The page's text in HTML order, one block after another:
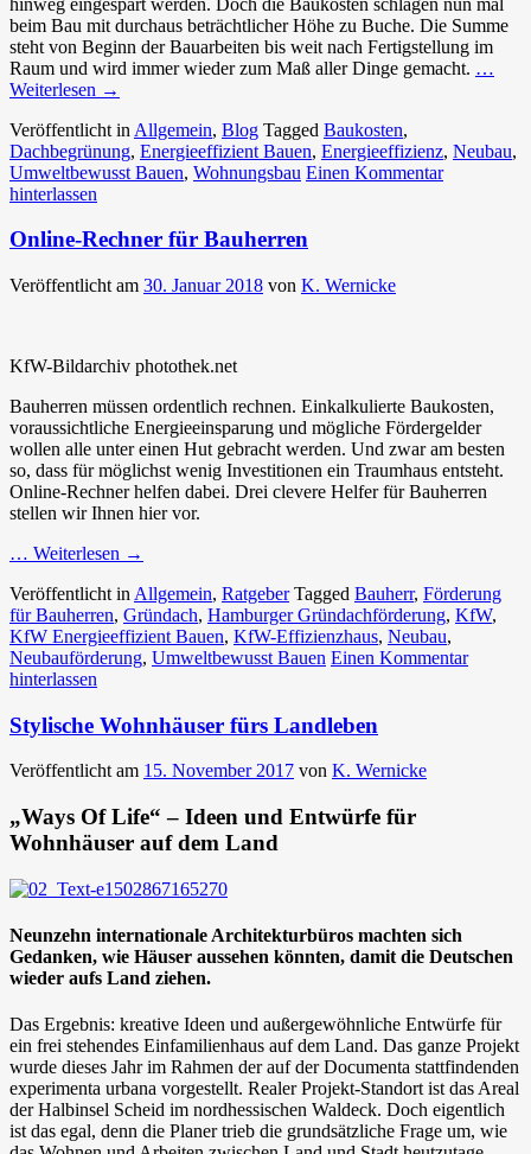
beim Bau mit durchaus beträchtlicher Höhe zu Buche. Die Summe
steht von Beginn der Bauarbeiten bis weit nach Fertigstellung im
Raum und wird immer wieder zum Maß aller Dinge gemacht. …
Weiterlesen →
Veröffentlicht in Allgemein, Blog Tagged Baukosten,
Dachbegrünung, Energieeffizient Bauen, Energieeffizienz, Neubau,
Umweltbewusst Bauen, Wohnungsbau Einen Kommentar
hinterlassen
Online-Rechner für Bauherren
Veröffentlicht am 30. Januar 2018 von K. Wernicke
KfW-Bildarchiv photothek.net
Bauherren müssen ordentlich rechnen. Einkalkulierte Baukosten,
voraussichtliche Energieeinsparung und mögliche Fördergelder
wollen alle unter einen Hut gebracht werden. Und zwar am besten
so, dass für möglichst wenig Investitionen ein Traumhaus entsteht.
Online-Rechner helfen dabei. Drei clevere Helfer für Bauherren
stellen wir Ihnen hier vor.
… Weiterlesen →
Veröffentlicht in Allgemein, Ratgeber Tagged Bauherr, Förderung
für Bauherren, Gründach, Hamburger Gründachförderung, KfW,
KfW Energieeffizient Bauen, KfW-Effizienzhaus, Neubau,
Neubauförderung, Umweltbewusst Bauen Einen Kommentar
hinterlassen
Stylische Wohnhäuser fürs Landleben
Veröffentlicht am 15. November 2017 von K. Wernicke
„Ways Of Life“ – Ideen und Entwürfe für
Wohnhäuser auf dem Land
Neunzehn internationale Architekturbüros machten sich
Gedanken, wie Häuser aussehen könnten, damit die Deutschen
wieder aufs Land ziehen.
Das Ergebnis: kreative Ideen und außergewöhnliche Entwürfe für
ein frei stehendes Einfamilienhaus auf dem Land. Das ganze Projekt
wurde dieses Jahr im Rahmen der auf der Documenta stattfindenden
experimenta urbana vorgestellt. Realer Projekt-Standort ist das Areal
der Halbinsel Scheid im nordhessischen Waldeck. Doch eigentlich
ist das egal, denn die Planer trieb die grundsätzliche Frage um, wie